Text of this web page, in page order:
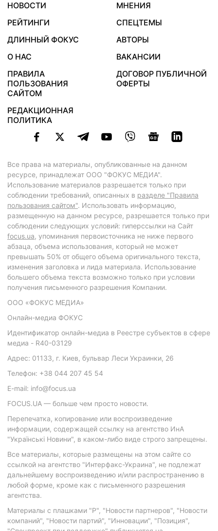
НОВОСТИ
МНЕНИЯ
РЕЙТИНГИ
СПЕЦТЕМЫ
ДЛИННЫЙ ФОКУС
АВТОРЫ
О НАС
ВАКАНСИИ
ПРАВИЛА
ПОЛЬЗОВАНИЯ
САЙТОМ
ДОГОВОР ПУБЛИЧНОЙ
ОФЕРТЫ
РЕДАКЦИОННАЯ
ПОЛИТИКА
Все права на материалы, опубликованные на данном
ресурсе, принадлежат ООО "ФОКУС МЕДИА".
Использование материалов разрешается только при
соблюдении требований, описанных в разделе "Правила
пользования сайтом". Использовать информацию,
размещенную на данном ресурсе, разрешается только при
соблюдении следующих условий: гиперссылки на Сайт
focus.ua, упоминания первоисточника не ниже первого
абзаца, объема использования, который не может
превышать 50% от общего объема оригинального текста,
изменения заголовка и лида материала. Использование
большего объема текста возможно только при условии
получения письменного разрешения Компании.
ООО «ФОКУС МЕДИА»
Онлайн-медиа ФОКУС
Идентификатор онлайн-медиа в Реестре субъектов в сфере
медиа - R40-03129
Адрес: 01133, г. Киев, бульвар Леси Украинки, 26
Телефон: +38 044 207 45 54
E-mail: info@focus.ua
FOCUS.UA — больше чем просто новости.
Перепечатка, копирование или воспроизведение
информации, содержащей ссылку на агентство ИнА
"Українські Новини", в каком-либо виде строго запрещены.
Все материалы, которые размещены на этом сайте со
ссылкой на агентство "Интерфакс-Украина", не подлежат
дальнейшему воспроизведению и/или распространению в
любой форме, кроме как с письменного разрешения
агентства.
Материалы с плашками "Р", "Новости партнеров", "Новости
компаний", "Новости партий", "Инновации", "Позиция",